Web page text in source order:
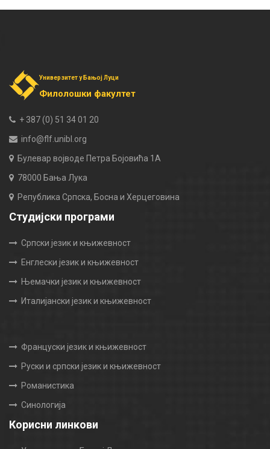
Универзитет у Бањој Луци
Филолошки факултет
+ 387 (0) 51 34 01 20
info@flf.unibl.org
Булевар војводе Петра Бојовића 1А
78000 Бања Лука
Република Српска, Босна и Херцеговина
Студијски програми
Српски језик и књижевност
Енглески језик и књижевност
Њемачки језик и књижевност
Италијански језик и књижевност
Француски језик и књижевност
Руски и српски језик и књижевност
Романистика
Синологија
Корисни линкови